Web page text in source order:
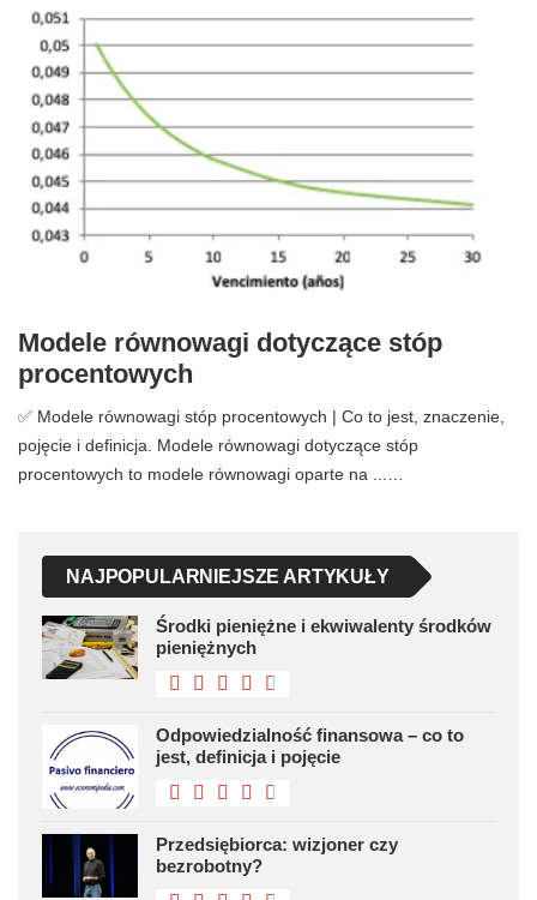
Modele równowagi dotyczące stóp
procentowych
✅ Modele równowagi stóp procentowych | Co to jest, znaczenie,
pojęcie i definicja. Modele równowagi dotyczące stóp
procentowych to modele równowagi oparte na ...…
NAJPOPULARNIEJSZE ARTYKUŁY
Środki pieniężne i ekwiwalenty środków
pieniężnych
Odpowiedzialność finansowa – co to
jest, definicja i pojęcie
Przedsiębiorca: wizjoner czy
bezrobotny?